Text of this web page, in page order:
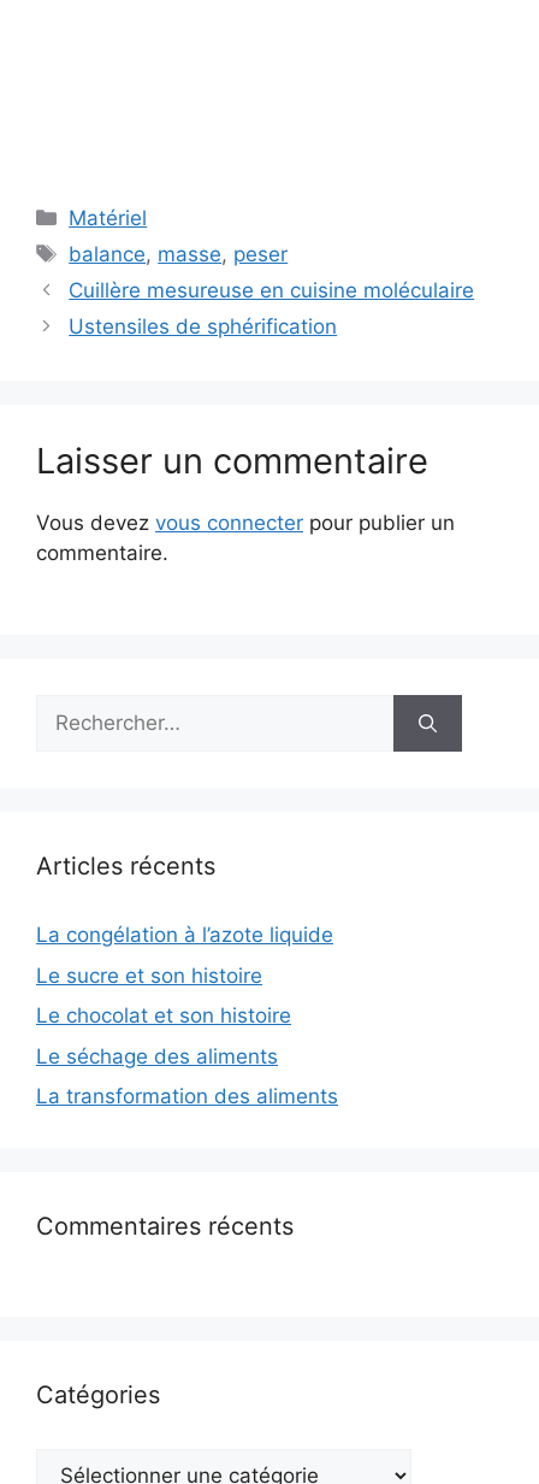
Catégories
Matériel
Étiquettes
balance, masse, peser
Cuillère mesureuse en cuisine moléculaire
Ustensiles de sphérification
Laisser un commentaire
Vous devez vous connecter pour publier un
commentaire.
Rechercher :
Articles récents
La congélation à l’azote liquide
Le sucre et son histoire
Le chocolat et son histoire
Le séchage des aliments
La transformation des aliments
Commentaires récents
Catégories
Catégories